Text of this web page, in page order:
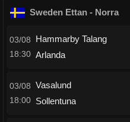
Sweden Ettan - Norra
03/08
18:30
Hammarby Talang
Arlanda
03/08
18:00
Vasalund
Sollentuna